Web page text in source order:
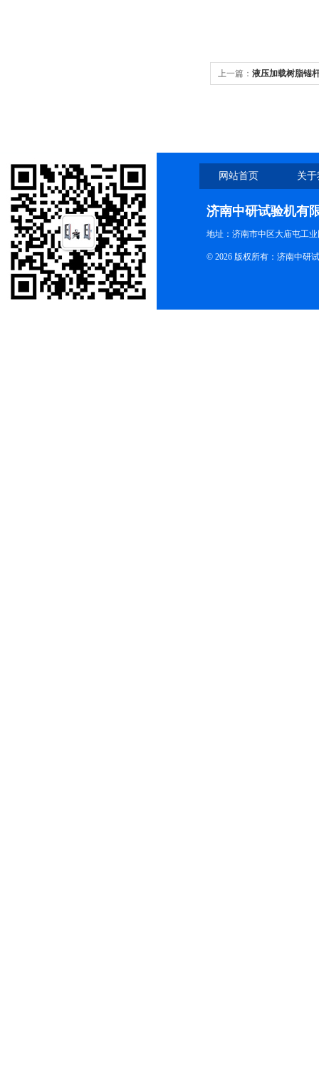
上一篇： 液压加载树脂锚
网站首页 关
济南中研试验机有
地址：济南市中区大庙屯工
© 2026 版权所有：济南中研